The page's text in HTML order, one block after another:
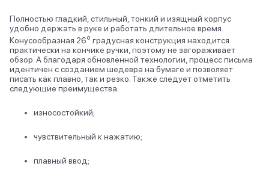
Полностью гладкий, стильный, тонкий и изящный корпус
удобно держать в руке и работать длительное время.
Конусообразная 26о градусная конструкция находится
практически на кончике ручки, поэтому не загораживает
обзор. А благодаря обновлённой технологии, процесс письма
идентичен с созданием шедевра на бумаге и позволяет
писать как плавно, так и резко. Также следует отметить
следующие преимущества:
износостойкий;
чувствительный к нажатию;
плавный ввод;